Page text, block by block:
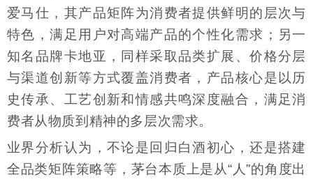
爱马仕，其产品矩阵为消费者提供鲜明的层次与
特色，满足用户对高端产品的个性化需求；另一
知名品牌卡地亚，同样采取品类扩展、价格分层
与渠道创新等方式覆盖消费者，产品核心是以历
史传承、工艺创新和情感共鸣深度融合，满足消
费者从物质到精神的多层次需求。
业界分析认为，不论是回归白酒初心，还是搭建
全品类矩阵策略等，茅台本质上是从“人”的角度出